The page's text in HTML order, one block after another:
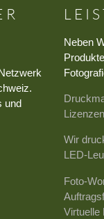
und
Neben
Wir
LED-
Foto-
Virtuelle